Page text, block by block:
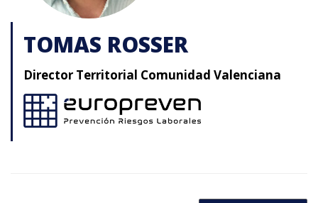
TOMAS ROSSER
Director Territorial Comunidad Valenciana